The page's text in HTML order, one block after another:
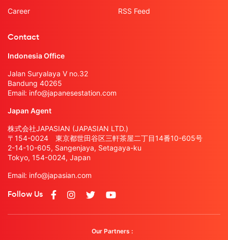
Career
RSS Feed
Contact
Indonesia Office
Jalan Suryalaya V no.32
Bandung 40265
Email: info@japanesestation.com
Japan Agent
株式会社JAPASIAN (JAPASIAN LTD.)
〒154-0024 東京都世田谷区三軒茶屋二丁目14番10-605号
2-14-10-605, Sangenjaya, Setagaya-ku
Tokyo, 154-0024, Japan
Email: info@japasian.com
Follow Us
Our Partners :